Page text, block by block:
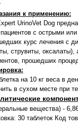
к применению:
UrinoVet Dog
с острыми
курс лечения с
струвиты,
прошедших
на 10 кг веса в
в сухом месте при
вещества) -
30 таблеток Код